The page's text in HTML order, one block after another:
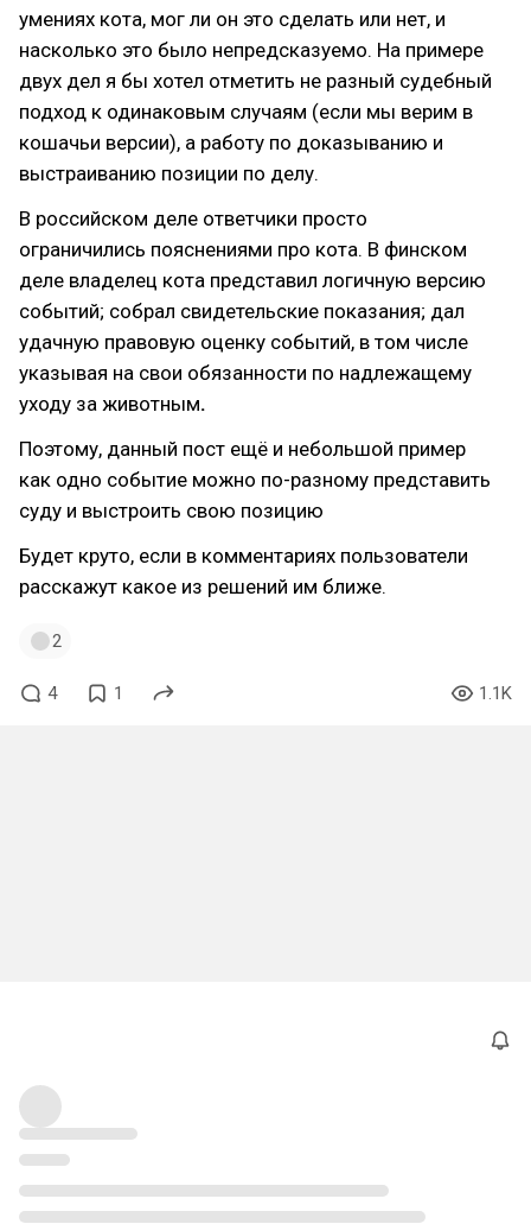
умениях кота, мог ли он это сделать или нет, и
насколько это было непредсказуемо. На примере
двух дел я бы хотел отметить не разный судебный
подход к одинаковым случаям (если мы верим в
кошачьи версии), а работу по доказыванию и
выстраиванию позиции по делу.
В российском деле ответчики просто
ограничились пояснениями про кота. В финском
деле владелец кота представил логичную версию
событий; собрал свидетельские показания; дал
удачную правовую оценку событий, в том числе
указывая на свои обязанности по надлежащему
уходу за животным.
Поэтому, данный пост ещё и небольшой пример
как одно событие можно по-разному представить
суду и выстроить свою позицию
Будет круто, если в комментариях пользователи
расскажут какое из решений им ближе.
2
4 1 1.1K